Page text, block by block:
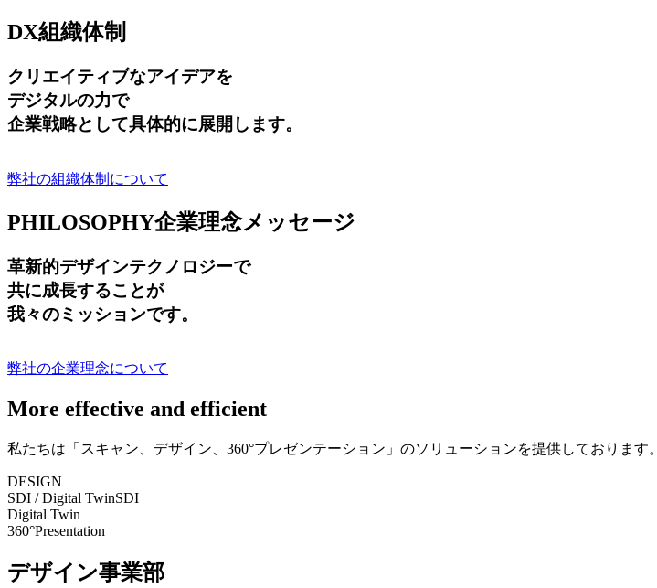
DX組織体制
クリエイティブなアイデアを
デジタルの力で
企業戦略として具体的に展開します。
弊社の組織体制について
PHILOSOPHY企業理念メッセージ
革新的デザインテクノロジーで
共に成長することが
我々のミッションです。
弊社の企業理念について
More effective and efficient
私たちは「スキャン、デザイン、360°プレゼンテーション」のソリューションを提供しております。
DESIGN
SDI / Digital TwinSDI
Digital Twin
360°Presentation
デザイン事業部